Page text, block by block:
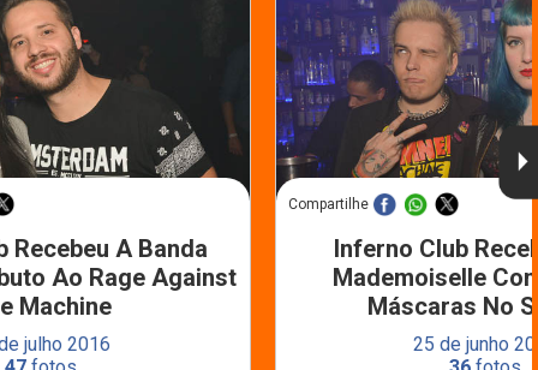
Recebeu A Banda
Ao Rage Against
Machine
julho 2016
Compartilhe
Inferno Club
Mademoiselle
Máscaras No
25 de junho